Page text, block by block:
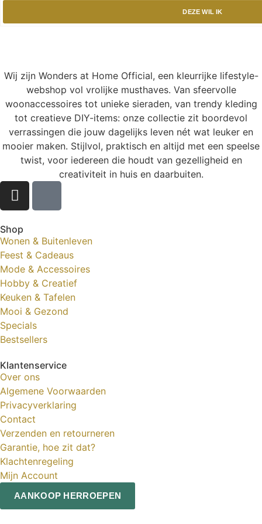
DEZE WIL IK
Wij zijn Wonders at Home Official, een kleurrijke lifestyle-
webshop vol vrolijke musthaves. Van sfeervolle
woonaccessoires tot unieke sieraden, van trendy kleding
tot creatieve DIY-items: onze collectie zit boordevol
verrassingen die jouw dagelijks leven nét wat leuker en
mooier maken. Stijlvol, praktisch en altijd met een speelse
twist, voor iedereen die houdt van gezelligheid en
creativiteit in huis en daarbuiten.
Shop
Wonen & Buitenleven
Feest & Cadeaus
Mode & Accessoires
Hobby & Creatief
Keuken & Tafelen
Mooi & Gezond
Specials
Bestsellers
Klantenservice
Over ons
Algemene Voorwaarden
Privacyverklaring
Contact
Verzenden en retourneren
Garantie, hoe zit dat?
Klachtenregeling
Mijn Account
AANKOOP HERROEPEN